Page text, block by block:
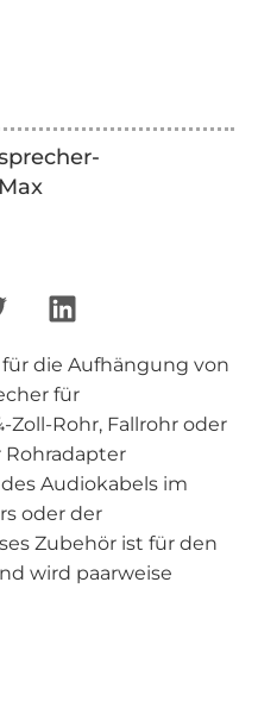
die Aufhängung von
für
Rohr, Fallrohr oder
Rohradapter
Audiokabels im
oder der
Zubehör ist für den
wird paarweise